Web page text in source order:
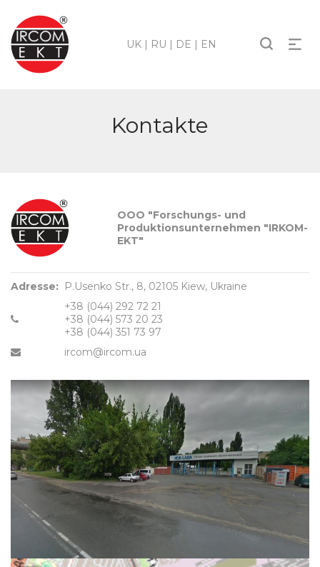
UK | RU | DE | EN
Kontakte
ООО "Forschungs- und
Produktionsunternehmen "IRKOM-
EKT"
Adresse:
P.Usenko Str., 8, 02105 Kiew, Ukraine
+38 (044) 292 72 21
+38 (044) 573 20 23
+38 (044) 351 73 97
ircom@ircom.ua